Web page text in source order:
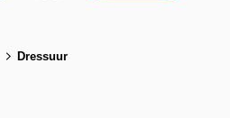
Dressuur